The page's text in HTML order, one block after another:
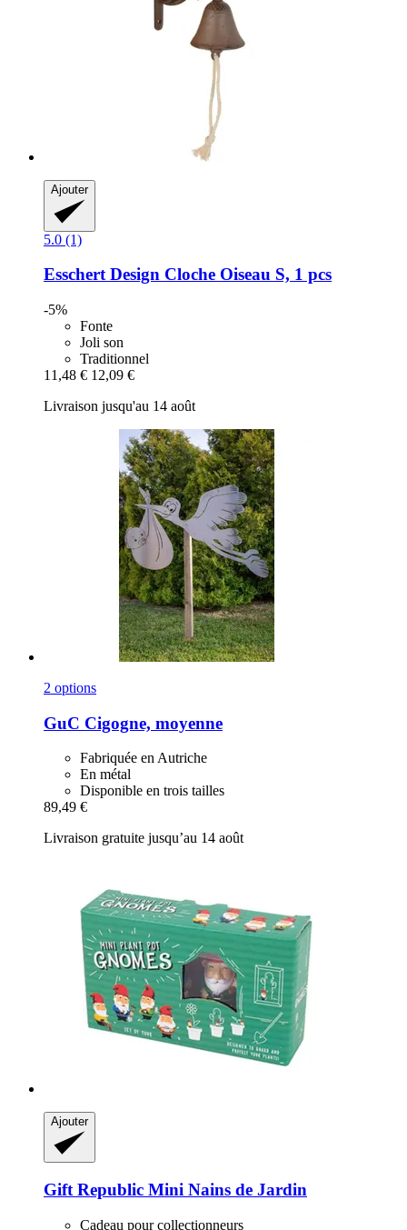
Ajouter
5.0 (1)
Esschert Design Cloche Oiseau S, 1 pcs
-5%
Fonte
Joli son
Traditionnel
11,48 € 12,09 €
Livraison jusqu'au 14 août
2 options
GuC Cigogne, moyenne
Fabriquée en Autriche
En métal
Disponible en trois tailles
89,49 €
Livraison gratuite jusqu’au 14 août
Ajouter
Gift Republic Mini Nains de Jardin
Cadeau pour collectionneurs